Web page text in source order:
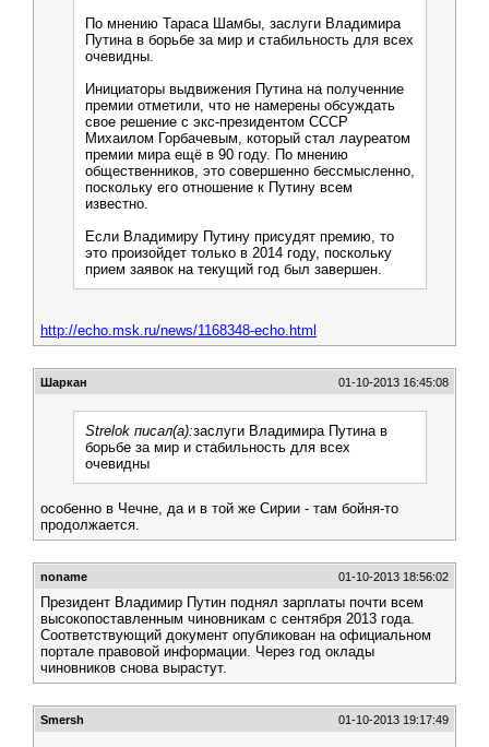
По мнению Тараса Шамбы, заслуги Владимира
Путина в борьбе за мир и стабильность для всех
очевидны.
Инициаторы выдвижения Путина на полученние
премии отметили, что не намерены обсуждать
свое решение с экс-президентом СССР
Михаилом Горбачевым, который стал лауреатом
премии мира ещё в 90 году. По мнению
общественников, это совершенно бессмысленно,
поскольку его отношение к Путину всем
известно.
Если Владимиру Путину присудят премию, то
это произойдет только в 2014 году, поскольку
прием заявок на текущий год был завершен.
http://echo.msk.ru/news/1168348-echo.html
Шаркан 01-10-2013 16:45:08
Strelok писал(а):заслуги Владимира Путина в
борьбе за мир и стабильность для всех
очевидны
особенно в Чечне, да и в той же Сирии - там бойня-то
продолжается.
noname 01-10-2013 18:56:02
Президент Владимир Путин поднял зарплаты почти всем
высокопоставленным чиновникам с сентября 2013 года.
Соответствующий документ опубликован на официальном
портале правовой информации. Через год оклады
чиновников снова вырастут.
Smersh 01-10-2013 19:17:49